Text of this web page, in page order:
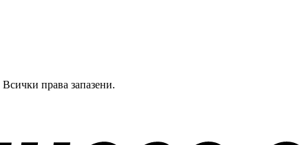
Всички права запазени.